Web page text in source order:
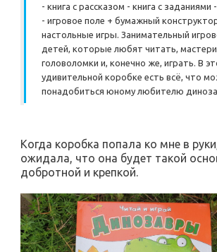
- книга с рассказом - книга с заданиями
- игровое поле + бумажный
настольные игры. Занимательный
детей, которые любят читать,
головоломки и, конечно же, играть. В
удивительной коробке есть всё, что
понадобиться юному любителю
Когда коробка попала ко мне в
ожидала, что она будет такой
добротной и крепкой.